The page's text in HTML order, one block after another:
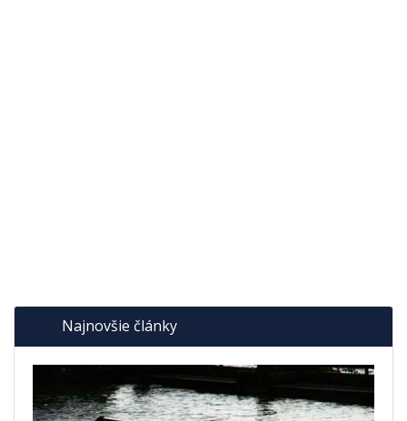
Najnovšie články